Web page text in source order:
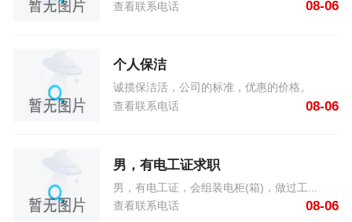
查看联系电话
08-06
个人保洁
诚揽保洁活，公司的标准，优惠的价格。
查看联系电话
08-06
男，有电工证求职
男，有电工证，会组装电柜(箱)，做过工...
查看联系电话
08-06